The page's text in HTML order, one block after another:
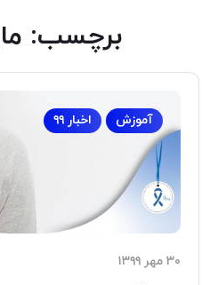
برچسب:
آموزش اخبار ۹۹
۳۰ مهر ۱۳۹۹